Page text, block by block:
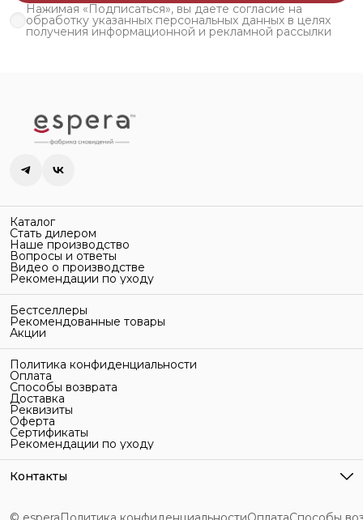
Нажимая «Подписаться», вы даете согласие на
обработку указанных персональных данных в целях
получения информационной и рекламной рассылки
Каталог
Стать дилером
Наше производство
Вопросы и ответы
Видео о производстве
Рекомендации по уходу
Бестселлеры
Рекомендованные товары
Акции
Политика конфиденциальности
Оплата
Способы возврата
Доставка
Реквизиты
Оферта
Сертификаты
Рекомендации по уходу
Контакты